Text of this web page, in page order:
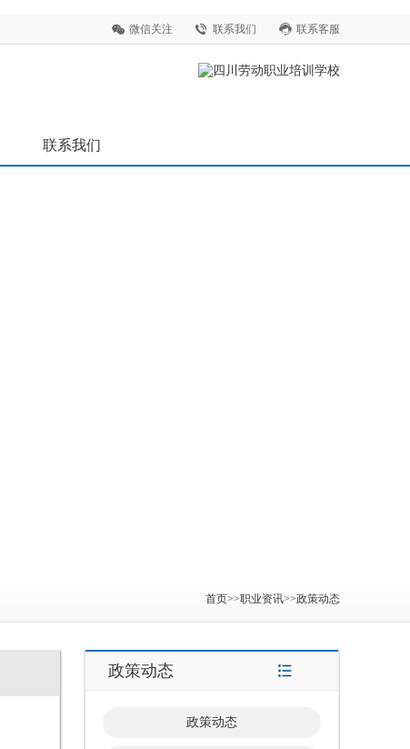
微信关注 联系我们 联系客服
联系我们
首页>>职业资讯>>政策动态
政策动态
政策动态